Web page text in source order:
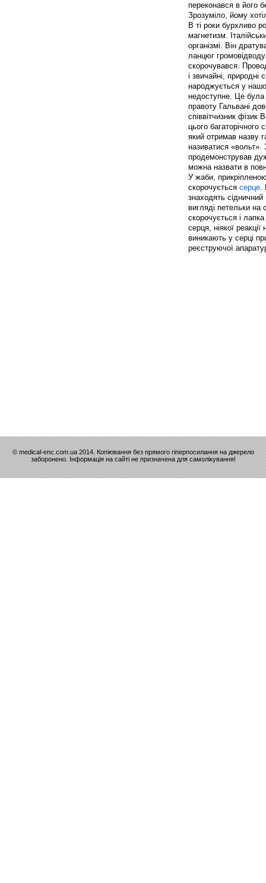
переконався в його
Зрозуміло, йому
В ті роки бурхливо
магнетизм.
організмі. Він
ланцюг
скорочувався.
і звичайні,
народжується у
недоступне. Це була
правоту Гальвані
співвітчизник
цього багаторічного
який отримав назву
називатися «вольт».
продемонстрував
можна назвати в
У жаби,
скорочується серце.
знаходять сідничний
вигляді петельки
скорочується і
серця, ніякої
виникають у серці
реєструючої
© medical-enc.com.ua 2014. Копіювання без прямого гіперпосилання на джерело
заборонено. Інформація на сайті не призначена для самолікування!